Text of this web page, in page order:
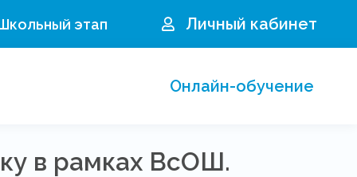
этап Личный кабинет
Онлайн-обучение
в рамках ВсОШ.